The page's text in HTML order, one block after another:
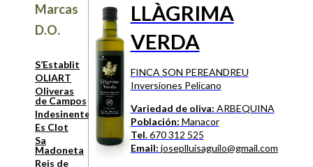
Marcas
D.O.
S’Establit
OLIART
Oliveras
de Campos
Indesinenter
Es Clot
Sa
Madoneta
Reis de
LLÀGRIMA
VERDA
FINCA SON PEREANDREU
Inversiones Pelicano
Variedad de oliva: ARBEQUINA
Población: Manacor
Tel.670 312 525
Email: joseplluisaguilo@gmail.com